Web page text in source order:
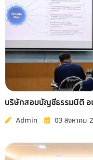
บริษัทสอบบัญชีธรรมนิติ อ
Admin 03 สิงหาคม